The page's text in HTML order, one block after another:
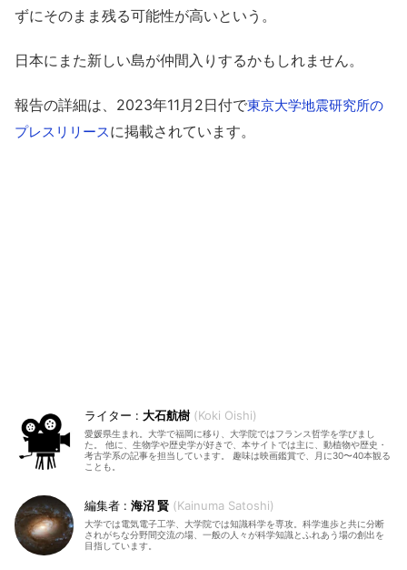
ずにそのまま残る可能性が高いという。
日本にまた新しい島が仲間入りするかもしれません。
報告の詳細は、2023年11月2日付で東京大学地震研究所の
プレスリリースに掲載されています。
大石航樹 Koki Oishi
愛媛県生まれ。大学で福岡に移り、大学院ではフランス哲学を学びまし
た。 他に、生物学や歴史学が好きで、本サイトでは主に、動植物や歴史・
考古学系の記事を担当しています。 趣味は映画鑑賞で、月に30〜40本観る
ことも。
海沼 賢 Kainuma Satoshi
大学では電気電子工学、大学院では知識科学を専攻。科学進歩と共に分断
されがちな分野間交流の場、一般の人々が科学知識とふれあう場の創出を
目指しています。